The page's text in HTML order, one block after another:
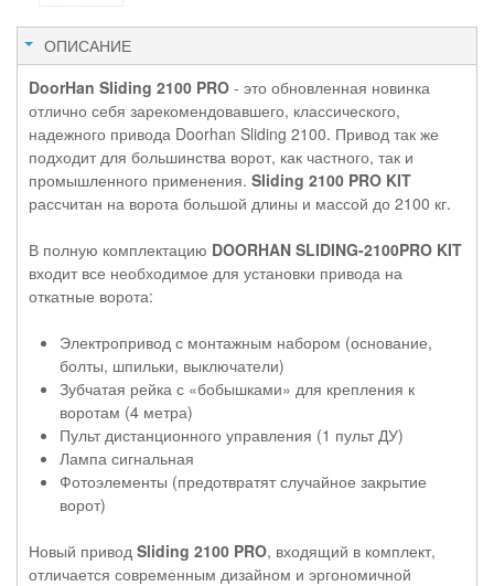
ОПИСАНИЕ
DoorHan Sliding 2100 PRO - это обновленная новинка
отлично себя зарекомендовавшего, классического,
надежного привода Doorhan Sliding 2100. Привод так же
подходит для большинства ворот, как частного, так и
промышленного применения. Sliding 2100 PRO KIT
рассчитан на ворота большой длины и массой до 2100 кг.
В полную комплектацию DOORHAN SLIDING-2100PRO KIT
входит все необходимое для установки привода на
откатные ворота:
Электропривод с монтажным набором (основание,
болты, шпильки, выключатели)
Зубчатая рейка с «бобышками» для крепления к
воротам (4 метра)
Пульт дистанционного управления (1 пульт ДУ)
Лампа сигнальная
Фотоэлементы (предотвратят случайное закрытие
ворот)
Новый привод Sliding 2100 PRO, входящий в комплект,
отличается современным дизайном и эргономичной